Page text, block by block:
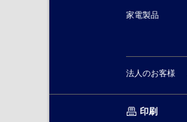
家電製品
法人のお客様
印刷